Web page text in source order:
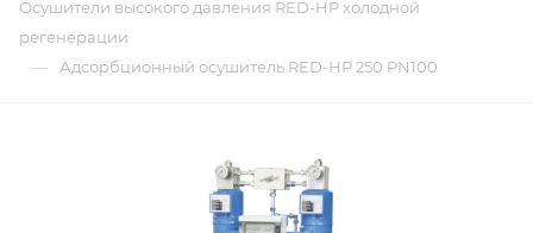
Осушители высокого давления RED-HP холодной
регенерации
— Адсорбционный осушитель RED-HP 250 PN100